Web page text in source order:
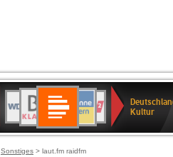
Deutschlandfunk
80er
90er
OLDIE
ANTENNE
SWR3
4
BR-
KLASSIK
Deutschlandfunk
Kultur
ANTENNE
BAYERN
SWR
Kultur
NDR
2
Kultur
Sonstiges > laut.fm raidfm